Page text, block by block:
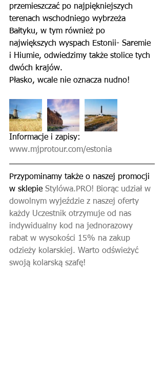
przemieszczać po najpiękniejszych
terenach wschodniego wybrzeża
Bałtyku, w tym również po
największych wyspach Estonii- Saremie
i Hiumie, odwiedzimy także stolice tych
dwóch krajów.
Płasko, wcale nie oznacza nudno!
Informacje i zapisy:
www.mjprotour.com/estonia
Przypominamy także o naszej promocji
w sklepie Stylówa.PRO! Biorąc udział w
dowolnym wyjeździe z naszej oferty
każdy Uczestnik otrzymuje od nas
indywidualny kod na jednorazowy
rabat w wysokości 15% na zakup
odzieży kolarskiej. Warto odświeżyć
swoją kolarską szafę!